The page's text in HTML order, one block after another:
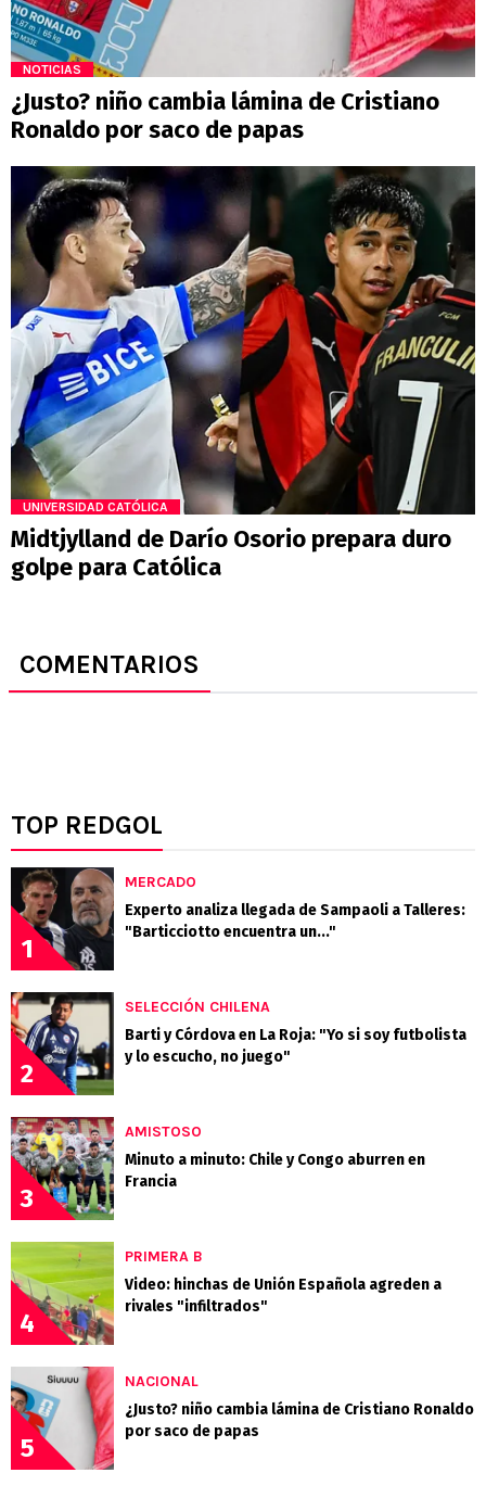
NOTICIAS
¿Justo? niño cambia lámina de Cristiano
Ronaldo por saco de papas
UNIVERSIDAD CATÓLICA
Midtjylland de Darío Osorio prepara duro
golpe para Católica
COMENTARIOS
TOP REDGOL
1
MERCADO
Experto analiza llegada de Sampaoli a Talleres:
"Barticciotto encuentra un..."
2
SELECCIÓN CHILENA
Barti y Córdova en La Roja: "Yo si soy futbolista
y lo escucho, no juego"
3
AMISTOSO
Minuto a minuto: Chile y Congo aburren en
Francia
4
PRIMERA B
Video: hinchas de Unión Española agreden a
rivales "infiltrados"
5
NACIONAL
¿Justo? niño cambia lámina de Cristiano Ronaldo
por saco de papas